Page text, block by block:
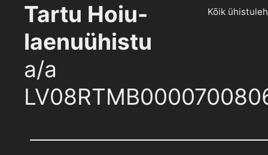
Tartu Hoiu-
laenuühistu
a/a
Kõik